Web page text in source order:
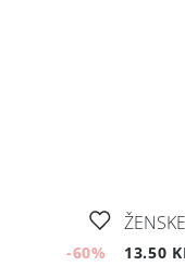
-60% 13.50